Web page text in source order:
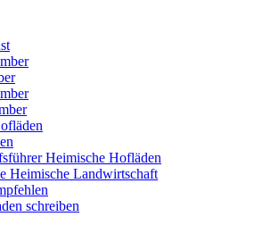
Heimische Hofläden
Heimische Landwirtschaft
schreiben